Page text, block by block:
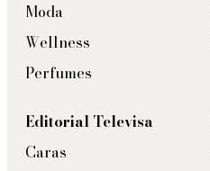
Moda
Wellness
Perfumes
Editorial Televisa
Caras